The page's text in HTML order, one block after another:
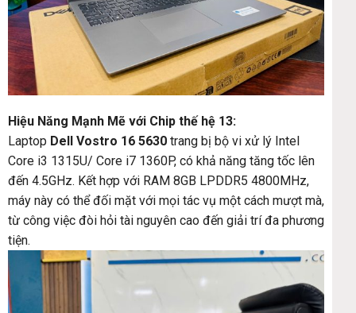
Hiệu Năng Mạnh Mẽ với Chip thế hệ 13:
Laptop Dell Vostro 16 5630 trang bị bộ vi xử lý Intel
Core i3 1315U/ Core i7 1360P, có khả năng tăng tốc lên
đến 4.5GHz. Kết hợp với RAM 8GB LPDDR5 4800MHz,
máy này có thể đối mặt với mọi tác vụ một cách mượt mà,
từ công việc đòi hỏi tài nguyên cao đến giải trí đa phương
tiện.